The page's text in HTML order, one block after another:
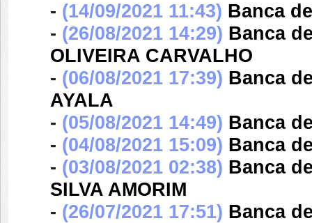
- (14/09/2021 11:43) Banca
- (26/08/2021 14:29) Banca
OLIVEIRA CARVALHO
- (06/08/2021 17:39) Banca
AYALA
- (05/08/2021 14:49) Banca
- (04/08/2021 15:09) Banca
- (03/08/2021 02:38) Banca
SILVA AMORIM
- (26/07/2021 17:51) Banca